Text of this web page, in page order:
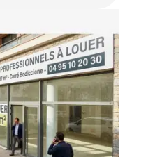
à l'entité preneuse
et de sécuriser
complet sur